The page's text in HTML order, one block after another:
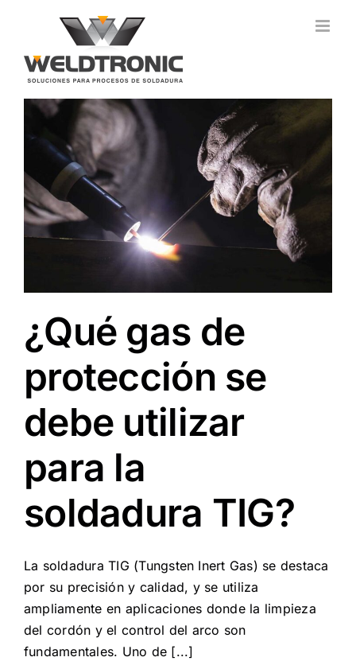
contenido
¿Qué gas de
protección se
debe utilizar
para la
soldadura TIG?
La soldadura TIG (Tungsten Inert Gas) se destaca
por su precisión y calidad, y se utiliza
ampliamente en aplicaciones donde la limpieza
del cordón y el control del arco son
fundamentales. Uno de [...]